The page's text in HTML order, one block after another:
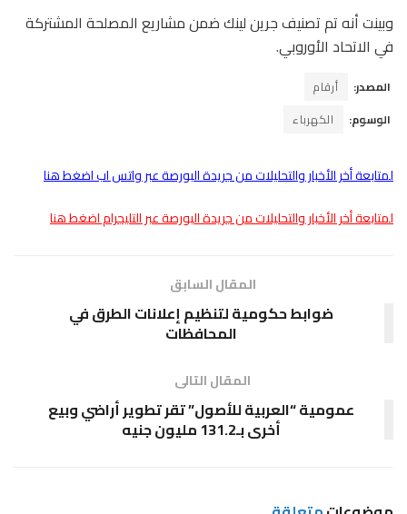
وبينت أنه تم تصنيف جرين لينك ضمن مشاريع المصلحة المشتركة
في الاتحاد الأوروبي.
المصدر:
أرقام
الوسوم:
الكهرباء
لمتابعة أخر الأخبار والتحليلات من جريدة البورصة عبر واتس اب اضغط هنا
لمتابعة أخر الأخبار والتحليلات من جريدة البورصة عبر التليجرام اضغط هنا
المقال السابق
ضوابط حكومية لتنظيم إعلانات الطرق في
المحافظات
المقال التالى
عمومية “العربية للأصول” تقر تطوير أراضي وبيع
أخرى بـ131.2 مليون جنيه